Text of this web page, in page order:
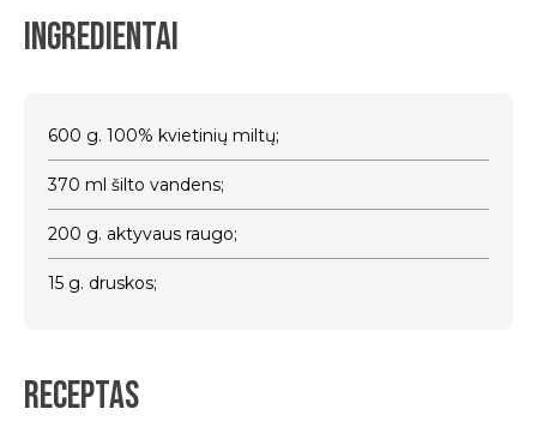
Ingredientai
600 g. 100% kvietinių miltų;
370 ml šilto vandens;
200 g. aktyvaus raugo;
15 g. druskos;
Receptas